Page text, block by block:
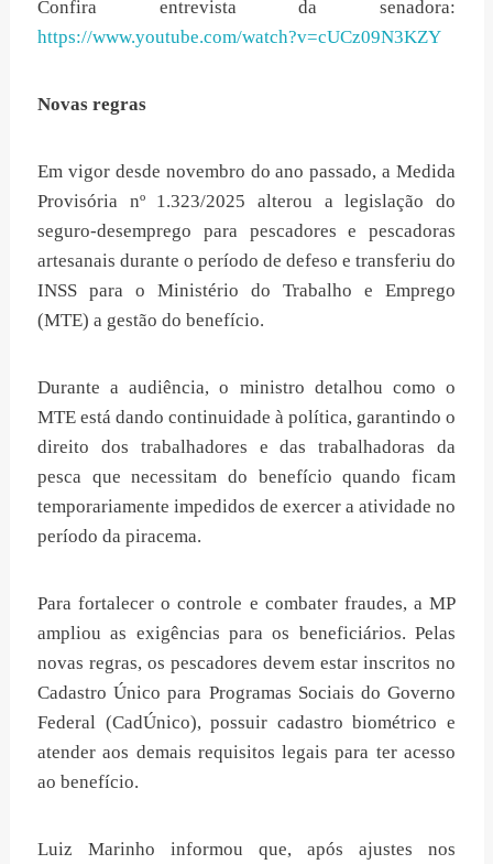
Confira entrevista da senadora:
https://www.youtube.com/watch?v=cUCz09N3KZY
Novas regras
Em vigor desde novembro do ano passado, a Medida
Provisória nº 1.323/2025 alterou a legislação do
seguro-desemprego para pescadores e pescadoras
artesanais durante o período de defeso e transferiu do
INSS para o Ministério do Trabalho e Emprego
(MTE) a gestão do benefício.
Durante a audiência, o ministro detalhou como o
MTE está dando continuidade à política, garantindo o
direito dos trabalhadores e das trabalhadoras da
pesca que necessitam do benefício quando ficam
temporariamente impedidos de exercer a atividade no
período da piracema.
Para fortalecer o controle e combater fraudes, a MP
ampliou as exigências para os beneficiários. Pelas
novas regras, os pescadores devem estar inscritos no
Cadastro Único para Programas Sociais do Governo
Federal (CadÚnico), possuir cadastro biométrico e
atender aos demais requisitos legais para ter acesso
ao benefício.
Luiz Marinho informou que, após ajustes nos